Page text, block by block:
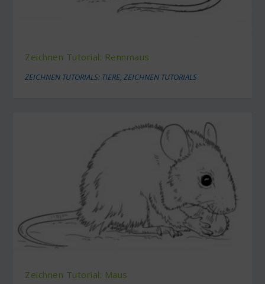
Zeichnen Tutorial: Rennmaus
ZEICHNEN TUTORIALS: TIERE,ZEICHNEN TUTORIALS
Zeichnen Tutorial: Maus